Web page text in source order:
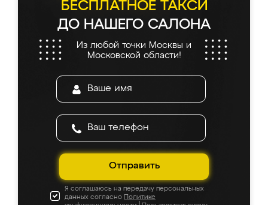
БЕСПЛАТНОЕ ТАКСИ
ДО НАШЕГО САЛОНА
Из любой точки Москвы и
Московской области!
Отправить
Я соглашаюсь на передачу персональных
данных согласно Политике